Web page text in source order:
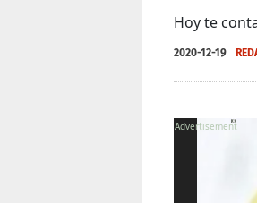
Hoy te
2020-12-19
X